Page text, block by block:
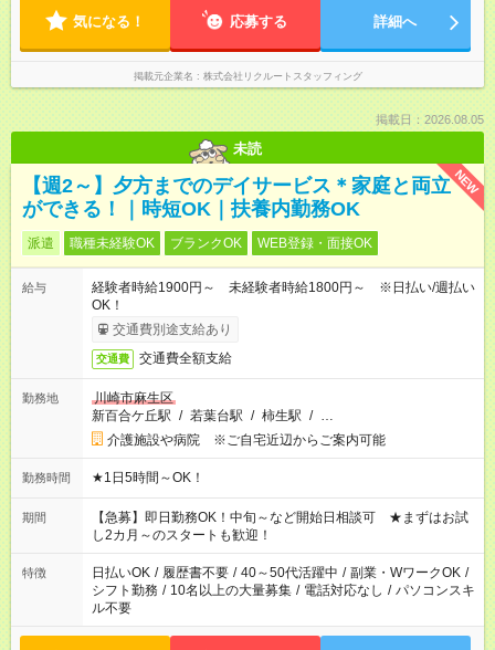
気になる！ 応募する 詳細へ
掲載元企業名 株式会社リクルートスタッフィング
掲載日：2026.08.05
未読
NEW
【週2～】夕方までのデイサービス＊家庭と両立
ができる！｜時短OK｜扶養内勤務OK
派遣 職種未経験OK ブランクOK WEB登録・面接OK
給与
経験者時給1900円～ 未経験者時給1800円～ ※日払い/週払い
OK！
交通費別途支給あり
交通費 交通費全額支給
勤務地
川崎市麻生区
新百合ケ丘駅 / 若葉台駅 / 柿生駅 / …
介護施設や病院 ※ご自宅近辺からご案内可能
勤務時間 ★1日5時間～OK！
期間
【急募】即日勤務OK！中旬～など開始日相談可 ★まずはお試
し2カ月～のスタートも歓迎！
特徴 日払いOK / 履歴書不要 / 40～50代活躍中 / 副業・WワークOK /
シフト勤務 / 10名以上の大量募集 / 電話対応なし / パソコンスキ
ル不要